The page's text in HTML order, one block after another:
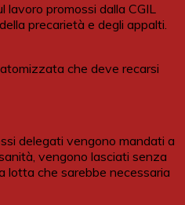
promossi dalla CGIL
precarietà e degli appalti.
che deve recarsi
delegati vengono mandati a
vengono lasciati senza
lotta che sarebbe necessaria